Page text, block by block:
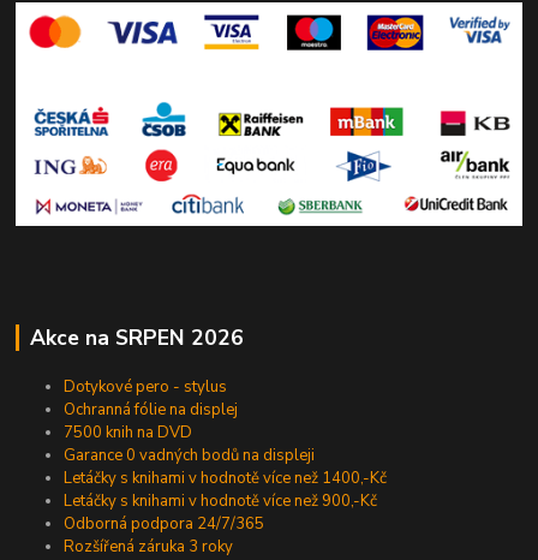
Akce na SRPEN 2026
Dotykové pero - stylus
Ochranná fólie na displej
7500 knih na DVD
Garance 0 vadných bodů na displeji
Letáčky s knihami v hodnotě více než 1400,-Kč
Letáčky s knihami v hodnotě více než 900,-Kč
Odborná podpora 24/7/365
Rozšířená záruka 3 roky